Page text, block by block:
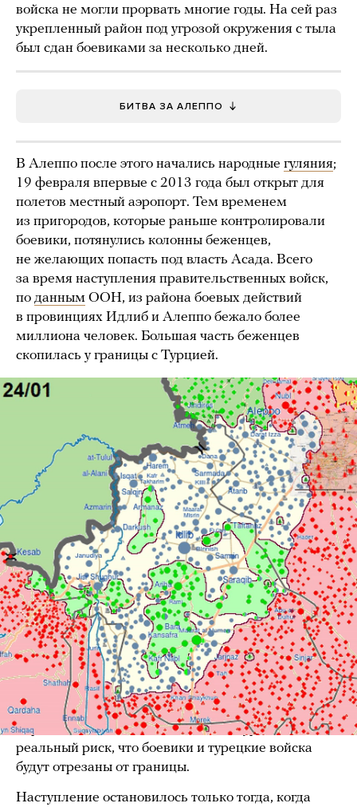
войска не могли прорвать многие годы. На сей раз
укрепленный район под угрозой окружения с тыла
был сдан боевиками за несколько дней.
БИТВА ЗА АЛЕППО
В Алеппо после этого начались народные гуляния;
19 февраля впервые с 2013 года был открыт для
полетов местный аэропорт. Тем временем
из пригородов, которые раньше контролировали
боевики, потянулись колонны беженцев,
не желающих попасть под власть Асада. Всего
за время наступления правительственных войск,
по данным ООН, из района боевых действий
в провинциях Идлиб и Алеппо бежало более
миллиона человек. Большая часть беженцев
скопилась у границы с Турцией.
Наступление сирийских войск на анклав в Идлибе и Алеппо
в 2020 году
Почему Москве и Анкаре не удалось
договориться, как обычно?
В Москве, очевидно, считали угрозы Турции
отвоевать территорию идлибского анклава
блефом. Это предположение как будто
подтверждало бездействие Турции во время
наступления в важнейшем для оппозиции
районе — пригородах Алеппо. Но на всякий случай
Москва перебросила во вновь отвоеванные
районы российскую военную полицию, которая
самим фактом своего присутствия должна была
заставить турок отказаться от операции.
К 17 февраля армия Асада оказалась примерно
в 15 километрах от единственного пограничного
перехода, связывающего анклав с Турцией. Возник
реальный риск, что боевики и турецкие войска
будут отрезаны от границы.
Наступление остановилось только тогда, когда